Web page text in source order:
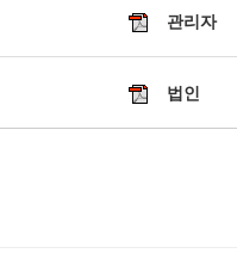
관리자
법인